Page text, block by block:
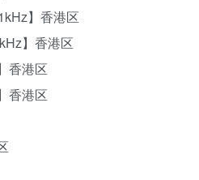
】香港区
】香港区
香港区
香港区